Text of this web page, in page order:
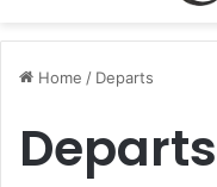
Home / Departs
Departs